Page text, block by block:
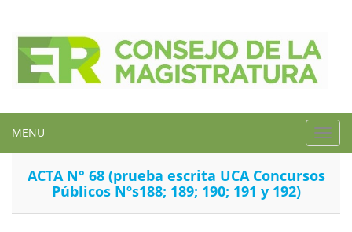
MENU
ACTA N° 68 (prueba escrita UCA Concursos
Públicos Nºs188; 189; 190; 191 y 192)